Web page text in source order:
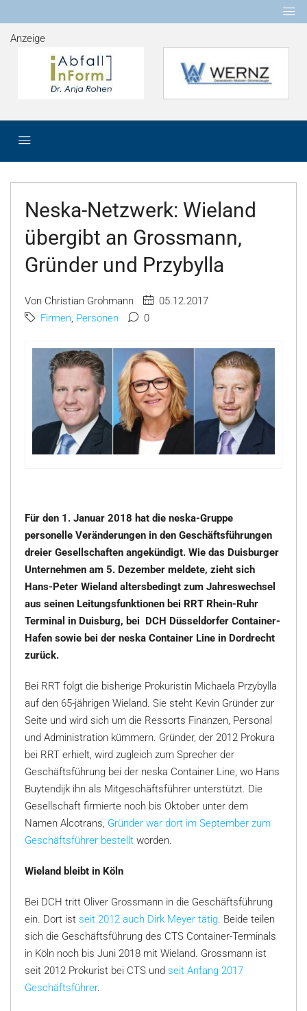
Anzeige
Neska-Netzwerk: Wieland
übergibt an Grossmann,
Gründer und Przybylla
Von Christian Grohmann
05.12.2017
Firmen, Personen 0
Für den 1. Januar 2018 hat die neska-Gruppe
personelle Veränderungen in den Geschäftsführungen
dreier Gesellschaften angekündigt. Wie das Duisburger
Unternehmen am 5. Dezember meldete, zieht sich
Hans-Peter Wieland altersbedingt zum Jahreswechsel
aus seinen Leitungsfunktionen bei RRT Rhein-Ruhr
Terminal in Duisburg, bei DCH Düsseldorfer Container-
Hafen sowie bei der neska Container Line in Dordrecht
zurück.
Bei RRT folgt die bisherige Prokuristin Michaela Przybylla
auf den 65-jährigen Wieland. Sie steht Kevin Gründer zur
Seite und wird sich um die Ressorts Finanzen, Personal
und Administration kümmern. Gründer, der 2012 Prokura
bei RRT erhielt, wird zugleich zum Sprecher der
Geschäftsführung bei der neska Container Line, wo Hans
Buytendijk ihn als Mitgeschäftsführer unterstützt. Die
Gesellschaft firmierte noch bis Oktober unter dem
Namen Alcotrans, Gründer war dort im September zum
Geschäftsführer bestellt worden.
Wieland bleibt in Köln
Bei DCH tritt Oliver Grossmann in die Geschäftsführung
ein. Dort ist seit 2012 auch Dirk Meyer tätig. Beide teilen
sich die Geschäftsführung des CTS Container-Terminals
in Köln noch bis Juni 2018 mit Wieland. Grossmann ist
seit 2012 Prokurist bei CTS und seit Anfang 2017
Geschäftsführer.